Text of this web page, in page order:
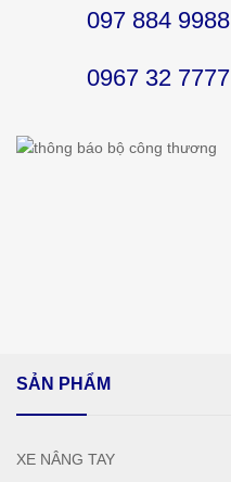
097 884 9988
0967 32 7777
SẢN PHẨM
XE NÂNG TAY